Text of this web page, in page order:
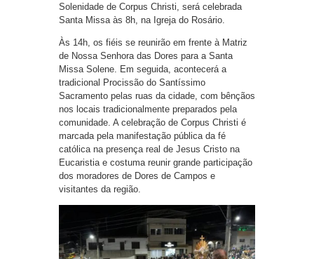
Solenidade de Corpus Christi, será celebrada
Santa Missa às 8h, na Igreja do Rosário.
Às 14h, os fiéis se reunirão em frente à Matriz
de Nossa Senhora das Dores para a Santa
Missa Solene. Em seguida, acontecerá a
tradicional Procissão do Santíssimo
Sacramento pelas ruas da cidade, com bênçãos
nos locais tradicionalmente preparados pela
comunidade. A celebração de Corpus Christi é
marcada pela manifestação pública da fé
católica na presença real de Jesus Cristo na
Eucaristia e costuma reunir grande participação
dos moradores de Dores de Campos e
visitantes da região.